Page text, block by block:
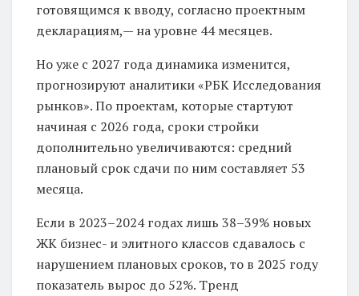
готовящимся к вводу, согласно проектным
декларациям,— на уровне 44 месяцев.
Но уже с 2027 года динамика изменится,
прогнозируют аналитики «РБК Исследования
рынков». По проектам, которые стартуют
начиная с 2026 года, сроки стройки
дополнительно увеличиваются: средний
плановый срок сдачи по ним составляет 53
месяца.
Если в 2023–2024 годах лишь 38–39% новых
ЖК бизнес- и элитного классов сдавалось с
нарушением плановых сроков, то в 2025 году
показатель вырос до 52%. Тренд